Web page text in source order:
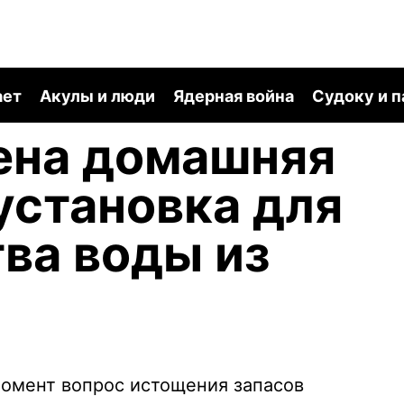
Акулы и люди Ядерная война Судоку и
домашняя
для
воды из
вопрос истощения запасов